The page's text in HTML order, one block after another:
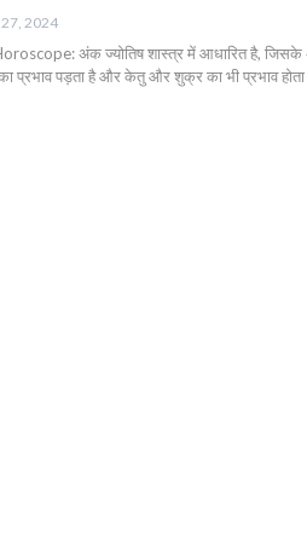
27, 2024
अंक ज्योतिष शास्त्र में आधारित है, जिसके
प्रभाव पड़ता है और केतु और शुक्र का भी प्रभाव